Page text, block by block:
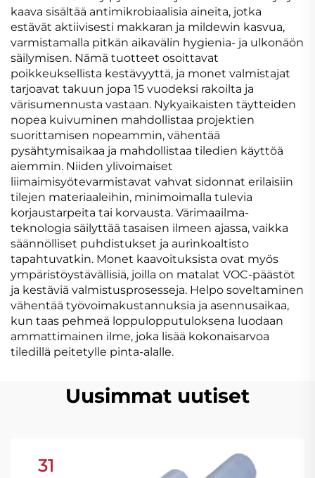
kaava sisältää antimikrobiaalisia aineita, jotka
estävät aktiivisesti makkaran ja mildewin kasvua,
varmistamalla pitkän aikavälin hygienia- ja ulkonäön
säilymisen. Nämä tuotteet osoittavat
poikkeuksellista kestävyyttä, ja monet valmistajat
tarjoavat takuun jopa 15 vuodeksi rakoilta ja
värisumennusta vastaan. Nykyaikaisten täytteiden
nopea kuivuminen mahdollistaa projektien
suorittamisen nopeammin, vähentää
pysähtymisaikaa ja mahdollistaa tiledien käyttöä
aiemmin. Niiden ylivoimaiset
liimaimisyötevarmistavat vahvat sidonnat erilaisiin
tilejen materiaaleihin, minimoimalla tulevia
korjaustarpeita tai korvausta. Värimaailma-
teknologia säilyttää tasaisen ilmeen ajassa, vaikka
säännölliset puhdistukset ja aurinkoaltisto
tapahtuvatkin. Monet kaavoituksista ovat myös
ympäristöystävällisiä, joilla on matalat VOC-päästöt
ja kestäviä valmistusprosesseja. Helpo soveltaminen
vähentää työvoimakustannuksia ja asennusaikaa,
kun taas pehmeä loppulopputuloksena luodaan
ammattimainen ilme, joka lisää kokonaisarvoa
tiledillä peitetylle pinta-alalle.
Uusimmat uutiset
31